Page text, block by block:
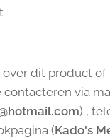
dit product of
contacteren via
) ,
(Kado's